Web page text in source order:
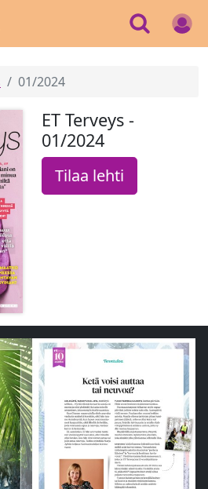
01/2024
ET Terveys -
01/2024
Tilaa lehti